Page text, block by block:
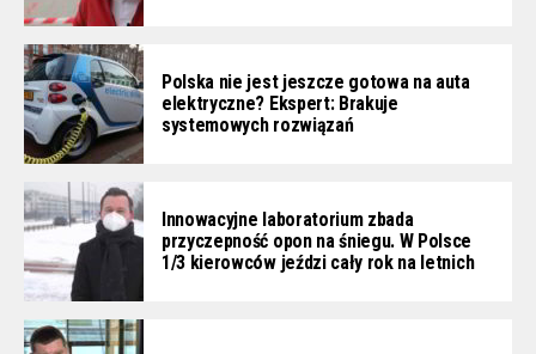
Polska nie jest jeszcze gotowa na auta
elektryczne? Ekspert: Brakuje
systemowych rozwiązań
Innowacyjne laboratorium zbada
przyczepność opon na śniegu. W Polsce
1/3 kierowców jeździ cały rok na letnich